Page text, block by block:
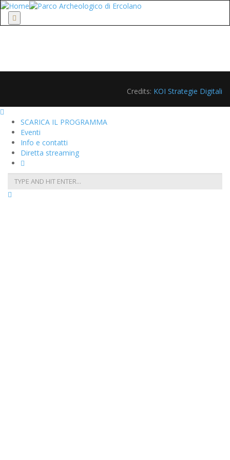
Menu
Credits: KOI Strategie Digitali
SCARICA IL PROGRAMMA
Eventi
Info e contatti
Diretta streaming